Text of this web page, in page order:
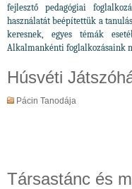
fejlesztő pedagógiai
használatát beépítettük a
keresnek, egyes témák
Alkalmankénti foglalkozásaink
Húsvéti
Pácin Tanodája
Társastánc és